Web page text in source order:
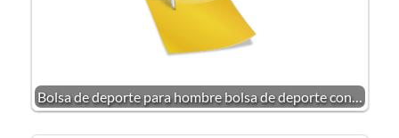
Bolsa de deporte para hombre bolsa de deporte con…